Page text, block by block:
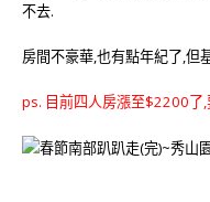
不去.
房間不豪華,也有點年紀了,但
ps. 目前四人房漲至$2200了,